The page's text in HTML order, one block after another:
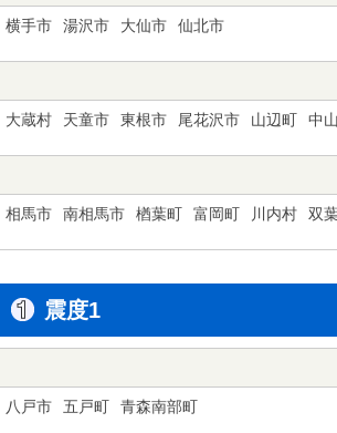
横手市 湯沢市 大仙市 仙北市
大蔵村 天童市 東根市 尾花沢市 山辺町 中
相馬市 南相馬市 楢葉町 富岡町 川内村 双
震度1
八戸市 五戸町 青森南部町